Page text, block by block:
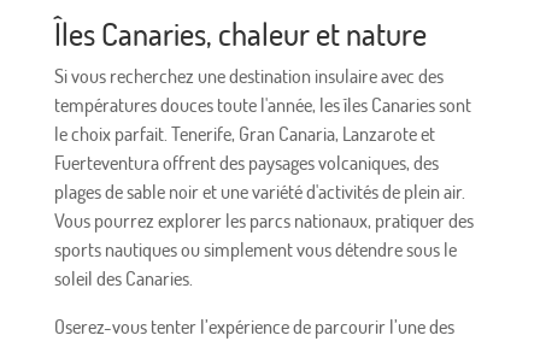
Îles Canaries, chaleur et nature
Si vous recherchez une destination insulaire avec des
températures douces toute l'année, les îles Canaries sont
le choix parfait. Tenerife, Gran Canaria, Lanzarote et
Fuerteventura offrent des paysages volcaniques, des
plages de sable noir et une variété d'activités de plein air.
Vous pourrez explorer les parcs nationaux, pratiquer des
sports nautiques ou simplement vous détendre sous le
soleil des Canaries.
Oserez-vous tenter l’expérience de parcourir l’une des